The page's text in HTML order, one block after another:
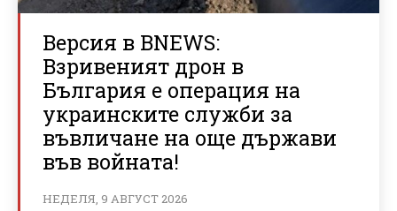
Версия в BNEWS:
Взривеният дрон в
България е операция на
украинските служби за
въвличане на още държави
във войната!
НЕДЕЛЯ, 9 АВГУСТ 2026